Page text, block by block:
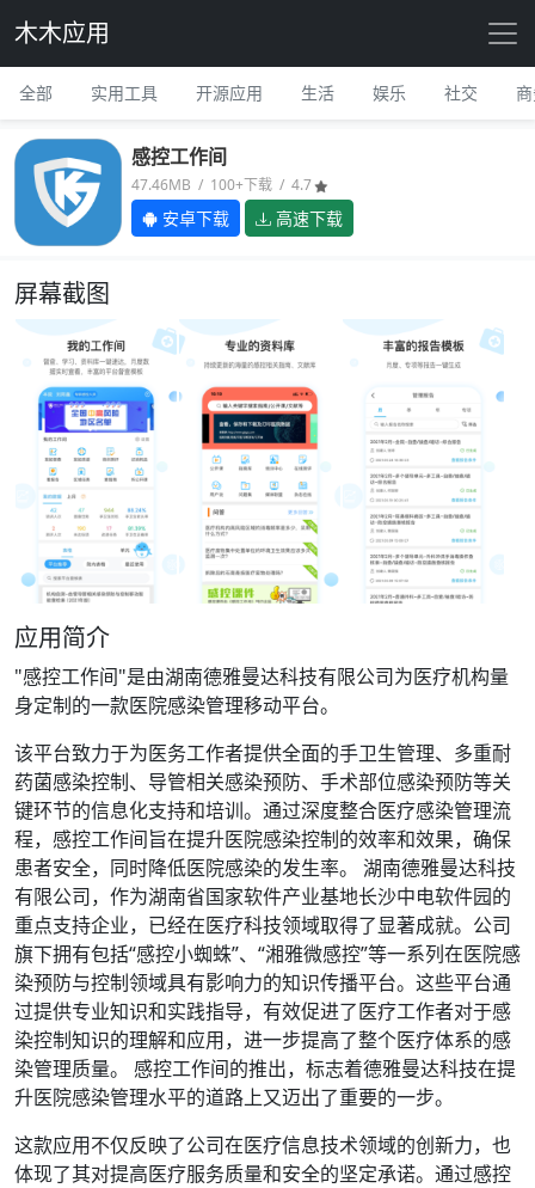
木木应用
全部 实用工具 开源应用 生活 娱乐 社交
感控工作间
47.46MB / 100+下载 / 4.7
安卓下载 高速下载
屏幕截图
应用简介
"感控工作间"是由湖南德雅曼达科技有限公司为医疗机构量
身定制的一款医院感染管理移动平台。
该平台致力于为医务工作者提供全面的手卫生管理、多重耐
药菌感染控制、导管相关感染预防、手术部位感染预防等关
键环节的信息化支持和培训。通过深度整合医疗感染管理流
程，感控工作间旨在提升医院感染控制的效率和效果，确保
患者安全，同时降低医院感染的发生率。 湖南德雅曼达科技
有限公司，作为湖南省国家软件产业基地长沙中电软件园的
重点支持企业，已经在医疗科技领域取得了显著成就。公司
旗下拥有包括“感控小蜘蛛”、“湘雅微感控”等一系列在医院感
染预防与控制领域具有影响力的知识传播平台。这些平台通
过提供专业知识和实践指导，有效促进了医疗工作者对于感
染控制知识的理解和应用，进一步提高了整个医疗体系的感
染管理质量。 感控工作间的推出，标志着德雅曼达科技在提
升医院感染管理水平的道路上又迈出了重要的一步。
这款应用不仅反映了公司在医疗信息技术领域的创新力，也
体现了其对提高医疗服务质量和安全的坚定承诺。通过感控